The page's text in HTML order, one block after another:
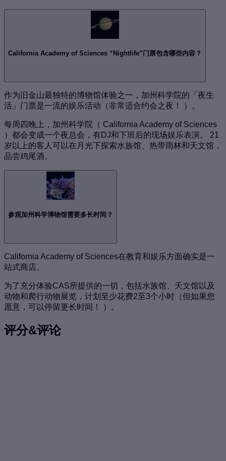
California Academy of Sciences “Nightlife”门票包含哪些内容？
作为旧金山最独特的博物馆体验之一，加州科学院的「夜生
活」门票是一流的娱乐活动（非常适合约会之夜！ ）。
每周四晚上，加州科学院（ California Academy of Sciences
）都会变成一个夜总会，有DJ和下班后的现场娱乐表演。 21
岁以上的客人可以在月光下探索水族馆、热带雨林和天文馆，
品尝鸡尾酒。
参观加州科学博物馆需要多长时间？
California Academy of Sciences在教育和娱乐方面确实是一
站式商店。
为了充分体验CAS所提供的一切，包括水族馆、天文馆以及
动物和爬行动物展览，计划至少花费2至3个小时（但如果您
愿意，可以停留更长时间！ ）。
评分&评论